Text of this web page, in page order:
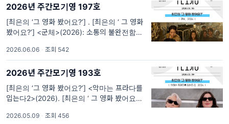
2026년 주간모기영 197호
[최은의 ‘그 영화 봤어요?’] . [최은의 ‘ 그 영화
봤어요?’] <군체>(2026): 소통의 불완전함?
전국동시지방선거가 막 끝이 났습니다. 내란의
동조자이자
2026.06.06 · 조회 542
2026년 주간모기영 193호
[최은의 ‘그 영화 봤어요?’] <악마는 프라다를
입는다2>(2026). [최은의 ‘ 그 영화 봤어요?’]
변함없는 것들 너머 악마가 프라다를 입고 나타
2026.05.09 · 조회 456